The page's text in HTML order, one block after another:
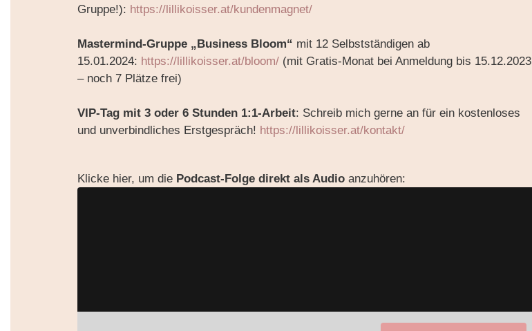
Gruppe!): https://lillikoisser.at/kundenmagnet/
Mastermind-Gruppe „Business Bloom“ mit 12 Selbstständigen ab
15.01.2024: https://lillikoisser.at/bloom/ (mit Gratis-Monat bei Anmeldung bis 15.12.2023
– noch 7 Plätze frei)
VIP-Tag mit 3 oder 6 Stunden 1:1-Arbeit: Schreib mich gerne an für ein kostenloses
und unverbindliches Erstgespräch! https://lillikoisser.at/kontakt/
Klicke hier, um die Podcast-Folge direkt als Audioanzuhören: